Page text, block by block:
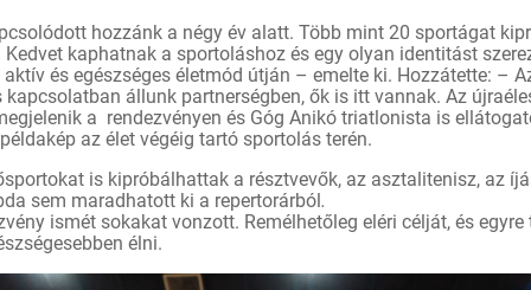
hozzánk a négy év alatt. Több mint 20 sportágat
kaphatnak a sportoláshoz és egy olyan identitást
és egészséges életmód útján – emelte ki. Hozzátette: –
kapcsolatban állunk partnerségben, ők is itt vannak. Az
a rendezvényen és Góg Anikó triatlonista is
az élet végéig tartó sportolás terén.
is kipróbálhattak a résztvevők, az asztalitenisz, az
sem maradhatott ki a repertorárból .
ismét sokakat vonzott. Remélhetőleg eléri célját, és egyre
élni.